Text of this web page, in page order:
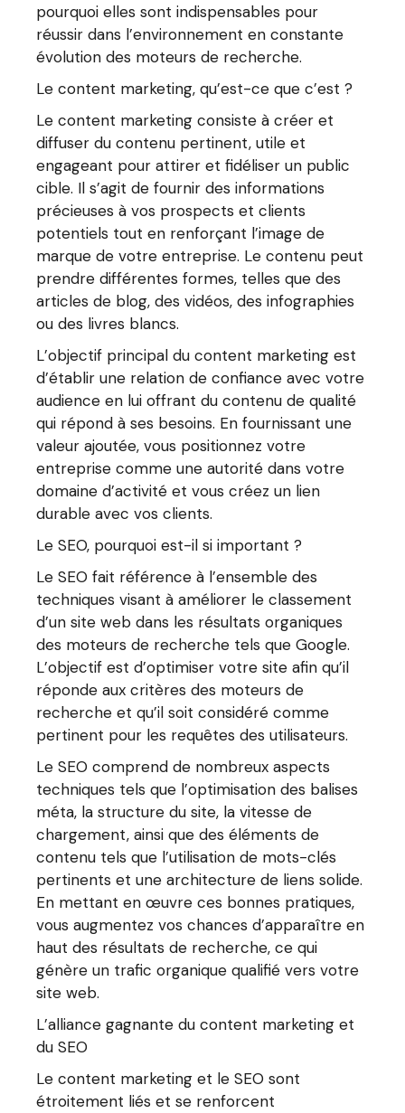
pourquoi elles sont indispensables pour
réussir dans l’environnement en constante
évolution des moteurs de recherche.
Le content marketing, qu’est-ce que c’est ?
Le content marketing consiste à créer et
diffuser du contenu pertinent, utile et
engageant pour attirer et fidéliser un public
cible. Il s’agit de fournir des informations
précieuses à vos prospects et clients
potentiels tout en renforçant l’image de
marque de votre entreprise. Le contenu peut
prendre différentes formes, telles que des
articles de blog, des vidéos, des infographies
ou des livres blancs.
L’objectif principal du content marketing est
d’établir une relation de confiance avec votre
audience en lui offrant du contenu de qualité
qui répond à ses besoins. En fournissant une
valeur ajoutée, vous positionnez votre
entreprise comme une autorité dans votre
domaine d’activité et vous créez un lien
durable avec vos clients.
Le SEO, pourquoi est-il si important ?
Le SEO fait référence à l’ensemble des
techniques visant à améliorer le classement
d’un site web dans les résultats organiques
des moteurs de recherche tels que Google.
L’objectif est d’optimiser votre site afin qu’il
réponde aux critères des moteurs de
recherche et qu’il soit considéré comme
pertinent pour les requêtes des utilisateurs.
Le SEO comprend de nombreux aspects
techniques tels que l’optimisation des balises
méta, la structure du site, la vitesse de
chargement, ainsi que des éléments de
contenu tels que l’utilisation de mots-clés
pertinents et une architecture de liens solide.
En mettant en œuvre ces bonnes pratiques,
vous augmentez vos chances d’apparaître en
haut des résultats de recherche, ce qui
génère un trafic organique qualifié vers votre
site web.
L’alliance gagnante du content marketing et
du SEO
Le content marketing et le SEO sont
étroitement liés et se renforcent